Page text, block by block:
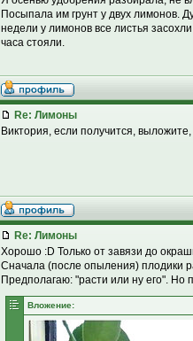
Посыпала им грунт у двух лимонов.
недели у лимонов все листья
часа стояли.
Re: Лимоны
Виктория, если получится,
Re: Лимоны
Хорошо :D Только от завязи до
Сначала (после опыления) плодики
Предполагаю: "расти или ну его". Но
Вложение: